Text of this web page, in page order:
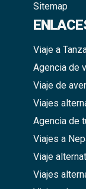
Sitemap
Viaje a
Agencia de
Viaje de
Viajes
Agencia de
Viajes a
Viaje
Viajes